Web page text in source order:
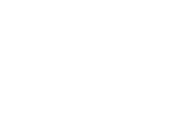
CLASSE-E E-250 À MOINS
CLASSE-E E-250 À MOINS
CLASSE-E E-250 À MOINS
CLASSE-E E-250 À MOINS